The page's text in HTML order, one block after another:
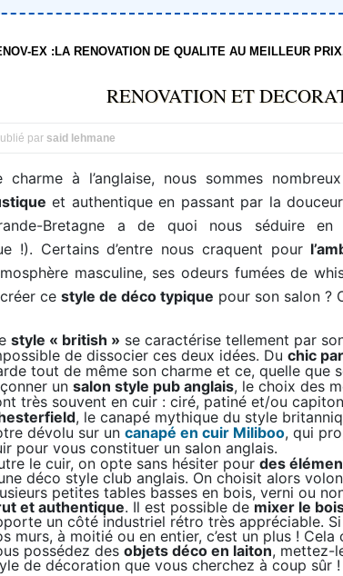
EX :LA RENOVATION DE QUALITE AU MEILLEUR
RENOVATION ET
par said lehmane
charme à l’anglaise, nous sommes
et authentique en passant par la
Bretagne a de quoi nous séduire
!). Certains d’entre nous craquent pour
masculine, ses odeurs fumées de
ce style de déco typique pour son salon ?
style « british » se caractérise tellement par
de dissocier ces deux idées. Du chic
tout de même son charme et ce, quelle que
un salon style pub anglais, le choix des
très souvent en cuir : ciré, patiné et/ou
, le canapé mythique du style
dévolu sur un canapé en cuir Miliboo, qui
pour vous constituer un salon anglais.
le cuir, on opte sans hésiter pour des
déco style club anglais. On choisit alors
petites tables basses en bois, verni ou
et authentique. Il est possible de mixer le
un côté industriel rétro très appréciable.
murs, à moitié ou en entier, c’est un plus !
possédez des objets déco en laiton, mettez-
de décoration que vous cherchez à coup sûr !